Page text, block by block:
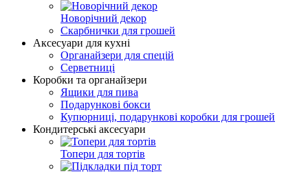
Новорічний декор
Скарбнички для грошей
Аксесуари для кухні
Органайзери для спецій
Серветниці
Коробки та органайзери
Ящики для пива
Подарункові бокси
Купюрниці, подарункові коробки для грошей
Кондитерські аксесуари
Топери для тортів